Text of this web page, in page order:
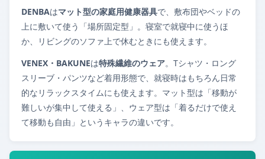
DENBAはマット型の家庭用健康器具で、敷布団やベッドの
上に敷いて使う「場所固定型」。寝室で就寝中に使うほ
か、リビングのソファ上で休むときにも使えます。
VENEX・BAKUNEは特殊繊維のウェア。Tシャツ・ロング
スリーブ・パンツなど着用形態で、就寝時はもちろん日常
的なリラックスタイムにも使えます。マット型は「移動が
難しいが集中して使える」、ウェア型は「着るだけで使え
て移動も自由」というキャラの違いです。